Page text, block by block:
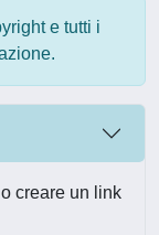
e tutti i
creare un link